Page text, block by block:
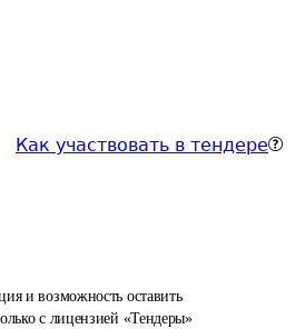
Как участвовать в тендере
и возможность оставить
с лицензией «Тендеры»